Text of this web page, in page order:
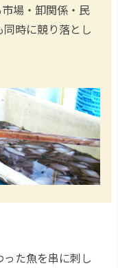
場・卸関係・民
時に競り落とし
た魚を串に刺し